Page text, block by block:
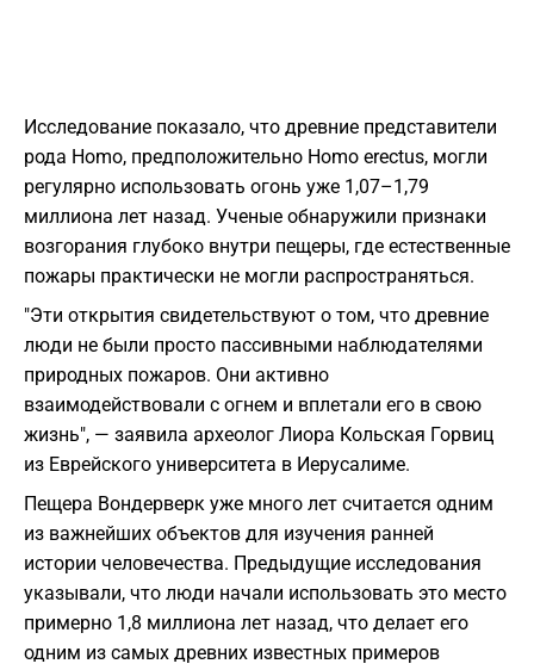
Исследование показало, что древние представители
рода Homo, предположительно Homo erectus, могли
регулярно использовать огонь уже 1,07–1,79
миллиона лет назад. Ученые обнаружили признаки
возгорания глубоко внутри пещеры, где естественные
пожары практически не могли распространяться.
"Эти открытия свидетельствуют о том, что древние
люди не были просто пассивными наблюдателями
природных пожаров. Они активно
взаимодействовали с огнем и вплетали его в свою
жизнь", — заявила археолог Лиора Кольская Горвиц
из Еврейского университета в Иерусалиме.
Пещера Вондерверк уже много лет считается одним
из важнейших объектов для изучения ранней
истории человечества. Предыдущие исследования
указывали, что люди начали использовать это место
примерно 1,8 миллиона лет назад, что делает его
одним из самых древних известных примеров